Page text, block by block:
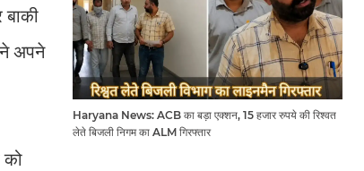
अपने
को
Haryana News: ACB का बड़ा एक्शन, 15 हजार रुपये की रिश्वत
लेते बिजली निगम का ALM गिरफ्तार